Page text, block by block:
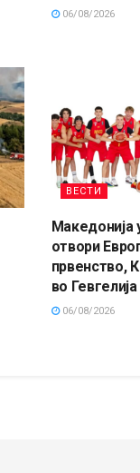
06/08/2026
ВЕСТИ
Македонија
отвори
првенство,
во Гевгелија
06/08/2026